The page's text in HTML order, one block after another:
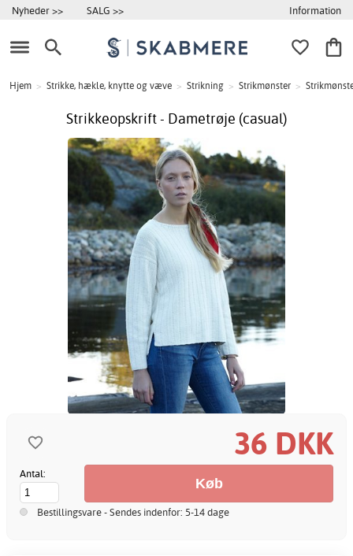
Nyheder >> SALG >> Information
Hjem > Strikke, hækle, knytte og væve > Strikning > Strikmønster >
Strikkeopskrift - Dametrøje (casual)
36 DKK
Antal:
Bestillingsvare - Sendes indenfor: 5-14 dage